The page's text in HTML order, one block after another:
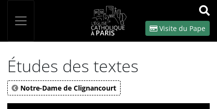
OK
Visite du Pape
Études des textes
Notre-Dame de Clignancourt
Panneau de gestion des cookies